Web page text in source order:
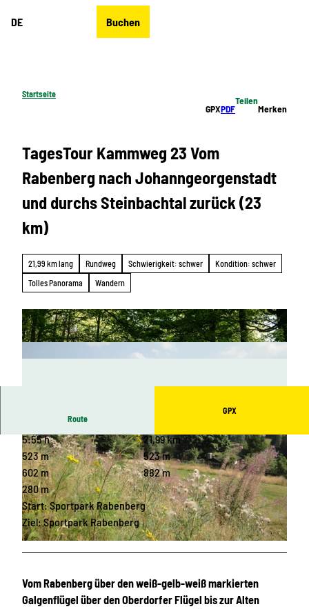
DE Buchen
Startseite
GPXPDF
Teilen
Merken
TagesTour Kammweg 23 Vom
Rabenberg nach Johanngeorgenstadt
und durchs Steinbachtal zurück (23
km)
21,99 km lang Rundweg Schwierigkeit: schwer
Kondition: schwer
Tolles Panorama
Wandern
© Franziska Consolati, Erlebnisheimat Erzgebirge |CC-BY
Route
GPX
5:55 h
21,99 km
523 m
523 m
602 m
882 m
280 m
Start: Sportpark Rabenberg
Ziel: Sportpark Rabenberg
Vom Rabenberg über den weiß-gelb-weiß markierten
Galgenflügel über den Oberdorfer Flügel bis zur Alten